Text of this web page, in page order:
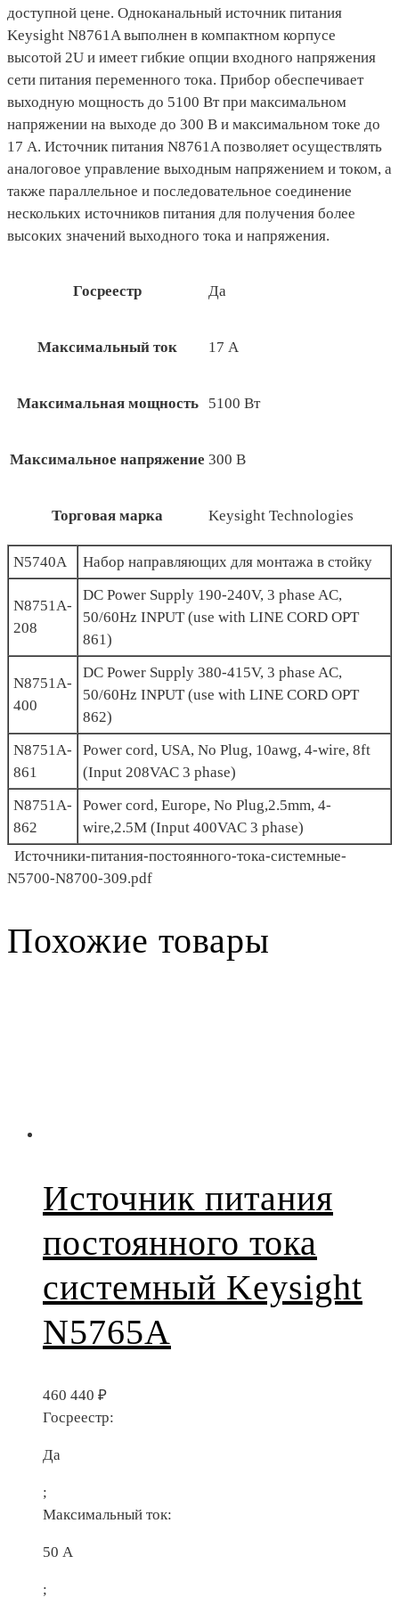
доступной цене. Одноканальный источник питания
Keysight N8761A выполнен в компактном корпусе
высотой 2U и имеет гибкие опции входного напряжения
сети питания переменного тока. Прибор обеспечивает
выходную мощность до 5100 Вт при максимальном
напряжении на выходе до 300 В и максимальном токе до
17 А. Источник питания N8761A позволяет осуществлять
аналоговое управление выходным напряжением и током, а
также параллельное и последовательное соединение
нескольких источников питания для получения более
высоких значений выходного тока и напряжения.
Госреестр Да
Максимальный ток 17 А
Максимальная мощность 5100 Вт
Максимальное напряжение 300 В
Торговая марка Keysight Technologies
N5740A Набор направляющих для монтажа в стойку
N8751A-
208
DC Power Supply 190-240V, 3 phase AC,
50/60Hz INPUT (use with LINE CORD OPT
861)
N8751A-
400
DC Power Supply 380-415V, 3 phase AC,
50/60Hz INPUT (use with LINE CORD OPT
862)
N8751A-
861
Power cord, USA, No Plug, 10awg, 4-wire, 8ft
(Input 208VAC 3 phase)
N8751A-
862
Power cord, Europe, No Plug,2.5mm, 4-
wire,2.5M (Input 400VAC 3 phase)
Источники-питания-постоянного-тока-системные-
N5700-N8700-309.pdf
Похожие товары
Источник питания
постоянного тока
системный Keysight
N5765A
460 440 ₽
Госреестр:
Да
;
Максимальный ток:
50 А
;